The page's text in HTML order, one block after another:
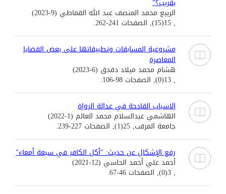
بقريب؟"
الربيع محمد المنصف عبد الله القماطي (9-2023)
, 15(15), الصفحات 241-262.
مشروعية المسابقات وتطبيقاتها على بعض القضايا
المعاصرة
هشام محمد ميلاد دقدق (6-2023)
, 13(0), الصفحات 98-106.
الاسباب القادحة في عدالة الرواة
الهاشمي عبدالسلام محمد العالم (1-2022)
جامعة المرقب, 25(1), الصفحات 227-239.
رفع الإشكال عن حديث: "أكل الكافر في سبعة أمعاء"
أحمد علي أحمد الحاسي (12-2021)
, 3(0), الصفحات 46-67.